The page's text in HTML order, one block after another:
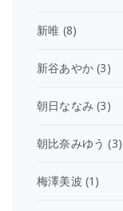
新唯 (8)
新谷あやか (3)
朝日ななみ (3)
朝比奈みゆう (3)
梅澤美波 (1)